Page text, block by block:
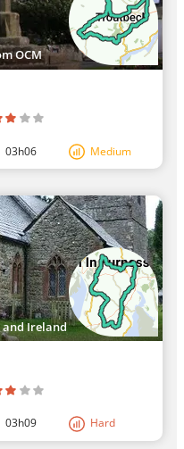
OCM
03h06 Medium
and Ireland
03h09 Hard